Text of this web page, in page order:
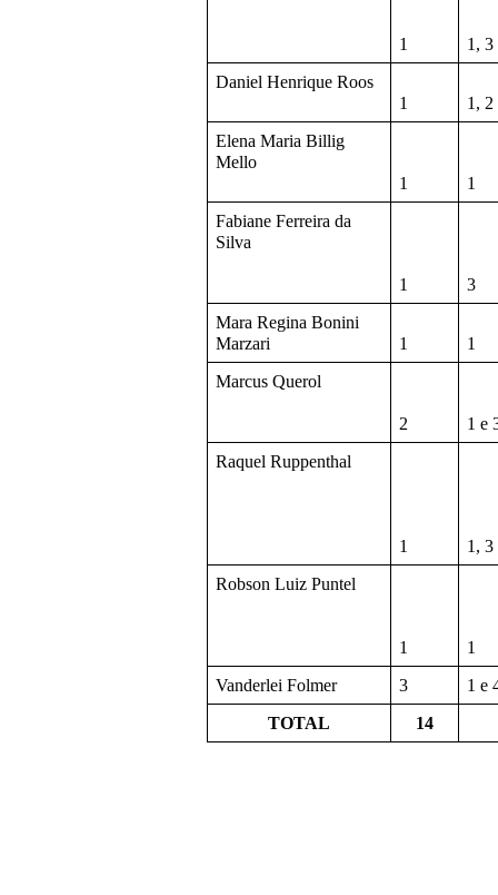
1
1, 3
Daniel Henrique Roos
1
1, 2
Elena Maria Billig
Mello
1
1
Fabiane Ferreira da
Silva
1
3
Mara Regina Bonini
Marzari
1
1
Marcus Querol
2
1 e
Raquel Ruppenthal
1
1, 3
Robson Luiz Puntel
1
1
Vanderlei Folmer
3
1 e
TOTAL
14